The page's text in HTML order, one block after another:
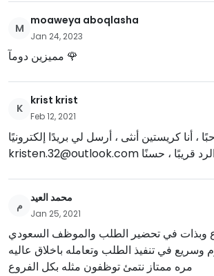
M
moaweya aboqlasha
Jan 24, 2023
مميزين دومآ 🌹
K
krist krist
Feb 12, 2021
، أنا كريستين أنثى ، أرسل لي بريدًا إلكترونيًا
kristen.32@outlook.com قريبًا ، حسنًا
م
محمد العيد
Jan 25, 2021
وبذات في تحضير الطلب والموظف السعودي
وسريع في تنفيذ الطلب وتعامله باخلاق عاليه
مره ممتاز نتمئ توظفون مثله بكل الفروع